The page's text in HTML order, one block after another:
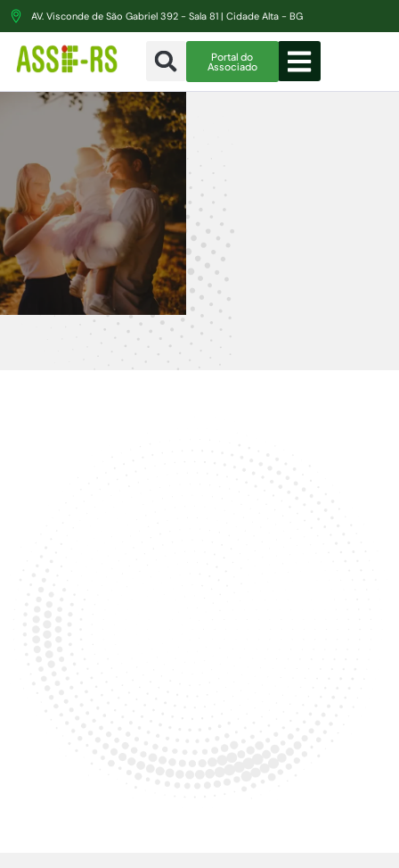
AV. Visconde de São Gabriel 392 - Sala 81 | Cidade Alta - BG
Portal do
Associado